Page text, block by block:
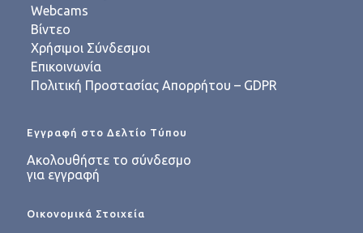
Webcams
Βίντεο
Χρήσιμοι Σύνδεσμοι
Επικοινωνία
Πολιτική Προστασίας Απορρήτου – GDPR
Εγγραφή στο Δελτίο Τύπου
Ακολουθήστε το σύνδεσμο
για εγγραφή
Οικονομικά Στοιχεία